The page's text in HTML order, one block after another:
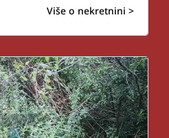
Više o nekretnini >